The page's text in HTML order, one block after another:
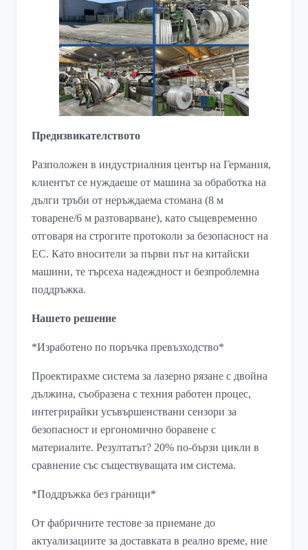
Предизвикателството
Разположен в индустриалния център на Германия,
клиентът се нуждаеше от машина за обработка на
дълги тръби от неръждаема стомана (8 м
товарене/6 м разтоварване), като същевременно
отговаря на строгите протоколи за безопасност на
ЕС. Като вносители за първи път на китайски
машини, те търсеха надеждност и безпроблемна
поддръжка.
Нашето решение​
*Изработено по поръчка превъзходство*
Проектирахме система за лазерно рязане с двойна
дължина, съобразена с техния работен процес,
интегрирайки усъвършенствани сензори за
безопасност и ергономично боравене с
материалите. Резултатът? 20% по-бързи цикли в
сравнение със съществуващата им система.
*Поддръжка без граници*
От фабричните тестове за приемане до
актуализациите за доставката в реално време, ние